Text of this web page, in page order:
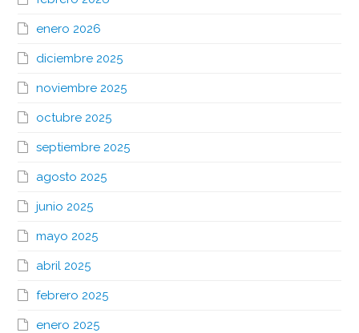
enero 2026
diciembre 2025
noviembre 2025
octubre 2025
septiembre 2025
agosto 2025
junio 2025
mayo 2025
abril 2025
febrero 2025
enero 2025